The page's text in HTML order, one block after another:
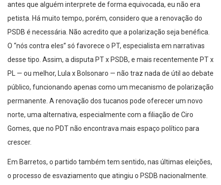
antes que alguém interprete de forma equivocada, eu não era
petista. Há muito tempo, porém, considero que a renovação do
PSDB é necessária. Não acredito que a polarização seja benéfica.
O “nós contra eles” só favorece o PT, especialista em narrativas
desse tipo. Assim, a disputa PT x PSDB, e mais recentemente PT x
PL — ou melhor, Lula x Bolsonaro — não traz nada de útil ao debate
público, funcionando apenas como um mecanismo de polarização
permanente. A renovação dos tucanos pode oferecer um novo
norte, uma alternativa, especialmente com a filiação de Ciro
Gomes, que no PDT não encontrava mais espaço político para
crescer.
Em Barretos, o partido também tem sentido, nas últimas eleições,
o processo de esvaziamento que atingiu o PSDB nacionalmente.